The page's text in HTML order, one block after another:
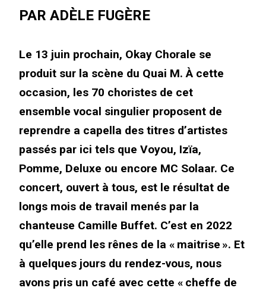
PAR ADÈLE FUGÈRE
Le 13 juin prochain, Okay Chorale se
produit sur la scène du Quai M. À cette
occasion, les 70 choristes de cet
ensemble vocal singulier proposent de
reprendre a capella des titres d’artistes
passés par ici tels que Voyou, Izïa,
Pomme, Deluxe ou encore MC Solaar. Ce
concert, ouvert à tous, est le résultat de
longs mois de travail menés par la
chanteuse Camille Buffet. C’est en 2022
qu’elle prend les rênes de la « maitrise ». Et
à quelques jours du rendez-vous, nous
avons pris un café avec cette « cheffe de